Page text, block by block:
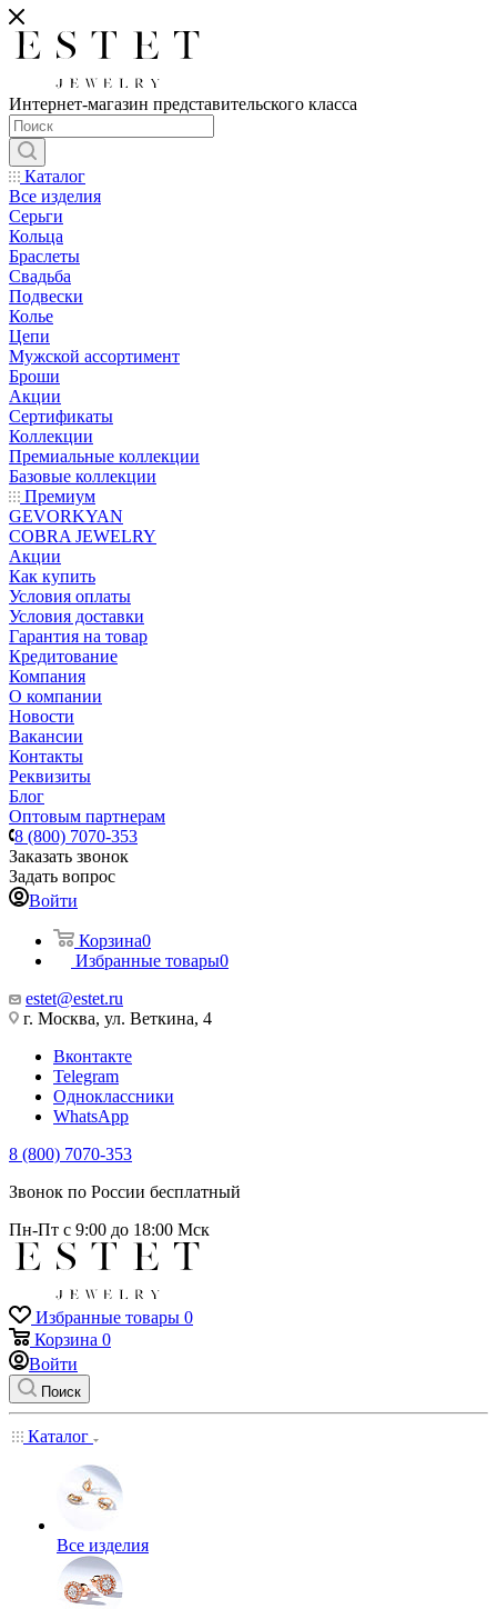
Интернет-магазин представительского класса
Каталог
Все изделия
Серьги
Кольца
Браслеты
Свадьба
Подвески
Колье
Цепи
Мужской ассортимент
Броши
Акции
Сертификаты
Коллекции
Премиальные коллекции
Базовые коллекции
Премиум
GEVORKYAN
COBRA JEWELRY
Акции
Как купить
Условия оплаты
Условия доставки
Гарантия на товар
Кредитование
Компания
О компании
Новости
Вакансии
Контакты
Реквизиты
Блог
Оптовым партнерам
8 (800) 7070-353
Заказать звонок
Задать вопрос
Войти
Корзина0
Избранные товары0
estet@estet.ru
г. Москва, ул. Веткина, 4
Вконтакте
Telegram
Одноклассники
WhatsApp
8 (800) 7070-353
Звонок по России бесплатный
Пн-Пт с 9:00 до 18:00 Мск
Избранные товары 0
Корзина 0
Войти
Поиск
Каталог
Все изделия